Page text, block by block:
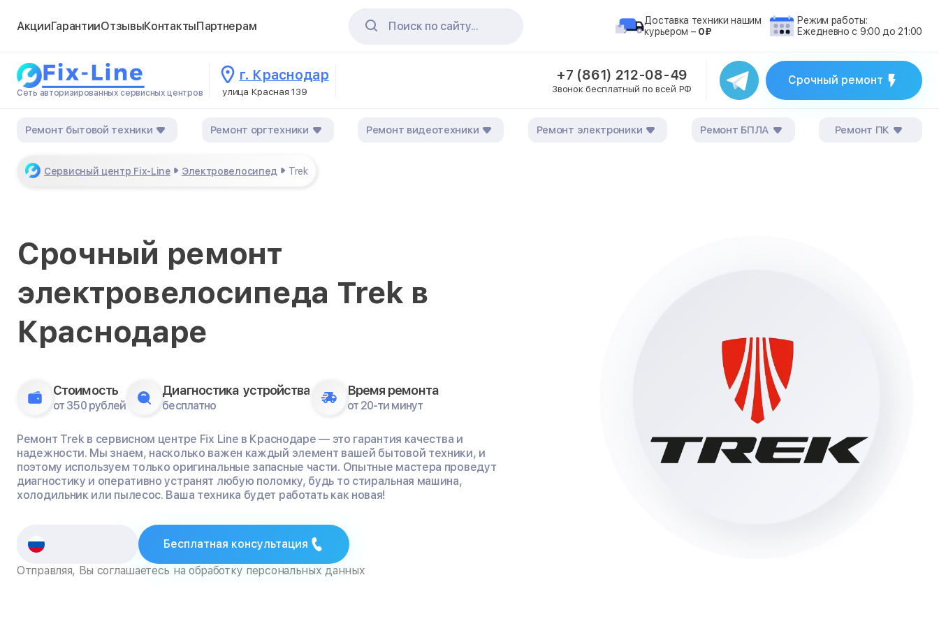
АкцииГарантииОтзывыКонтактыПартнерам Поиск по сайту...
Доставка техники нашим
курьером – 0₽
Режим работы:
Ежедневно с 9:00 до 21:00
Сеть авторизированных сервисных центров
г. Краснодар
улица Красная 139
+7 (861) 212-08-49
Звонок бесплатный по всей РФ
Срочный ремонт
Ремонт бытовой техники Ремонт оргтехники Ремонт видеотехники Ремонт электроники Ремонт БПЛА Ремонт ПК
Сервисный центр Fix-Line Электровелосипед Trek
Срочный ремонт
электровелосипеда Trek в
Краснодаре
Стоимость
от 350 рублей
Диагностика устройства
бесплатно
Время ремонта
от 20-ти минут
Ремонт Trek в сервисном центре Fix Line в Краснодаре — это гарантия качества и
надежности. Мы знаем, насколько важен каждый элемент вашей бытовой техники, и
поэтому используем только оригинальные запасные части. Опытные мастера проведут
диагностику и оперативно устранят любую поломку, будь то стиральная машина,
холодильник или пылесос. Ваша техника будет работать как новая!
Бесплатная консультация
Отправляя, Вы соглашаетесь на обработку персональных данных